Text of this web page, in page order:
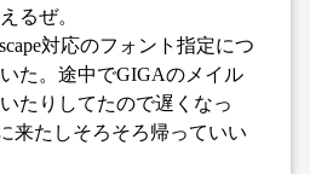
るぜ。
対応のフォント指定につ
た。途中でGIGAのメイル
たりしてたので遅くなっ
来たしそろそろ帰っていい